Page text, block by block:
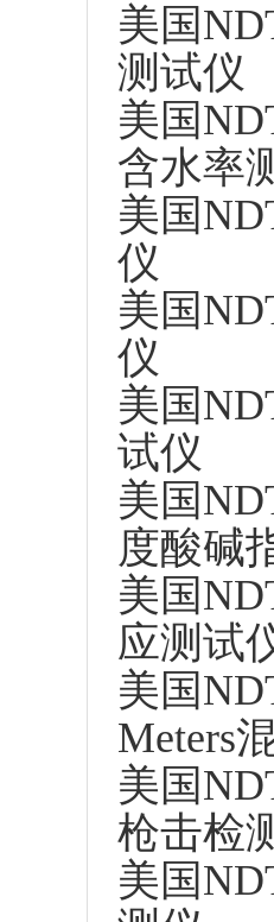
美国
测试仪
美国
含水率
美国
仪
美国
仪
美国
试仪
美国
度酸碱
美国
应测试
美国
Meters
美国
枪击检
美国